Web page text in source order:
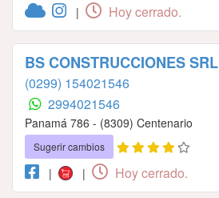
| Hoy cerrado.
BS CONSTRUCCIONES SRL
(0299) 154021546
2994021546
Panamá 786 - (8309) Centenario
Sugerir cambios
| | Hoy cerrado.